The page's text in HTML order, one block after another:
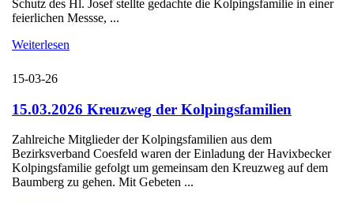
Schutz des Hl. Josef stellte gedachte die Kolpingsfamilie in einer
feierlichen Messse, ...
Weiterlesen
15-03-26
15.03.2026 Kreuzweg der Kolpingsfamilien
Zahlreiche Mitglieder der Kolpingsfamilien aus dem
Bezirksverband Coesfeld waren der Einladung der Havixbecker
Kolpingsfamilie gefolgt um gemeinsam den Kreuzweg auf dem
Baumberg zu gehen. Mit Gebeten ...